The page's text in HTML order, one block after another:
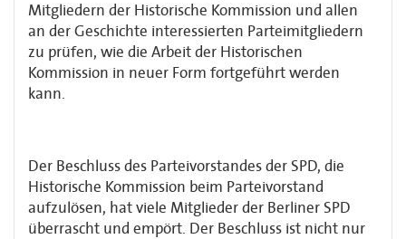
Mitgliedern der Historische Kommission und allen
an der Geschichte interessierten Parteimitgliedern
zu prüfen, wie die Arbeit der Historischen
Kommission in neuer Form fortgeführt werden
kann.
Der Beschluss des Parteivorstandes der SPD, die
Historische Kommission beim Parteivorstand
aufzulösen, hat viele Mitglieder der Berliner SPD
überrascht und empört. Der Beschluss ist nicht nur